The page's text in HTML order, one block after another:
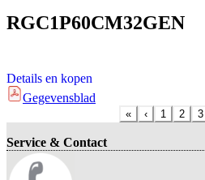
RGC1P60CM32GEN
Details en kopen
Gegevensblad
« ‹ 1 2 3
Service & Contact